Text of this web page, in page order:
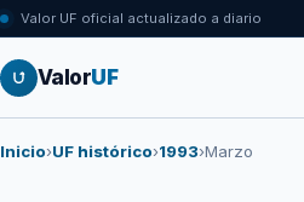
Valor UF oficial actualizado a diario
ValorUF
Inicio›UF histórico›1993›Marzo